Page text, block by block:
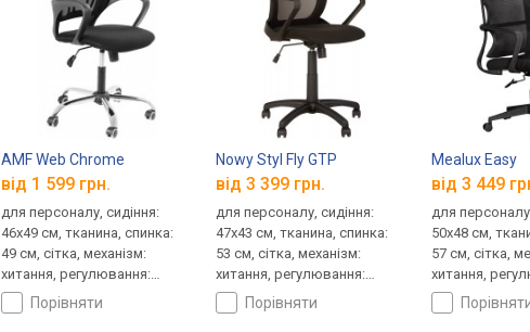
AMF Web Chrome
від 1 599 грн.
для персоналу, сидіння:
46x49 см, тканина, спинка:
49 см, сітка, механізм:
хитання, регулювання:
висоти, жорсткості
порівняти
Nowy Styl Fly GTP
від 3 399 грн.
для персоналу, сидіння:
47x43 см, тканина, спинка:
53 см, сітка, механізм:
хитання, регулювання:
висоти, жорсткості
порівняти
Mealux Easy
від 3 449
для
50x48 см,
57 см, сітка,
хитання,
висоти,